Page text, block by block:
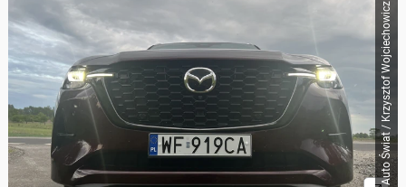
Auto Świat / Krzysztof Wojciechowicz